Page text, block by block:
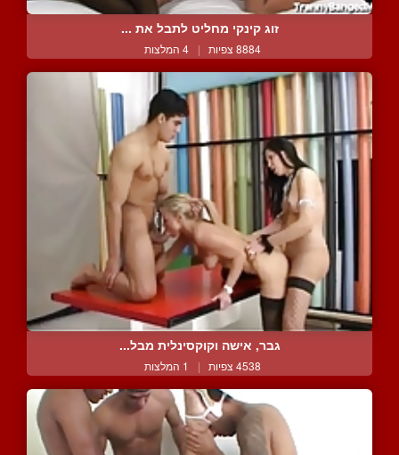
זוג קינקי מחליט לתבל את ...
8884 צפיות | 4 המלצות
גבר, אישה וקוקסינלית מבל...
4538 צפיות | 1 המלצות